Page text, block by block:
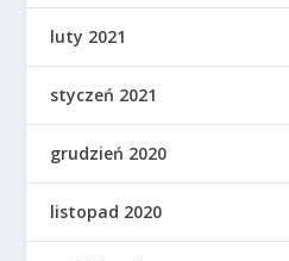
luty 2021
styczeń 2021
grudzień 2020
listopad 2020